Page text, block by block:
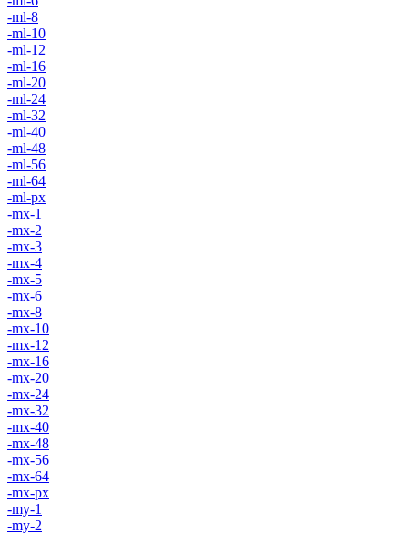
-ml-8
-ml-10
-ml-12
-ml-16
-ml-20
-ml-24
-ml-32
-ml-40
-ml-48
-ml-56
-ml-64
-ml-px
-mx-1
-mx-2
-mx-3
-mx-4
-mx-5
-mx-6
-mx-8
-mx-10
-mx-12
-mx-16
-mx-20
-mx-24
-mx-32
-mx-40
-mx-48
-mx-56
-mx-64
-mx-px
-my-1
-my-2